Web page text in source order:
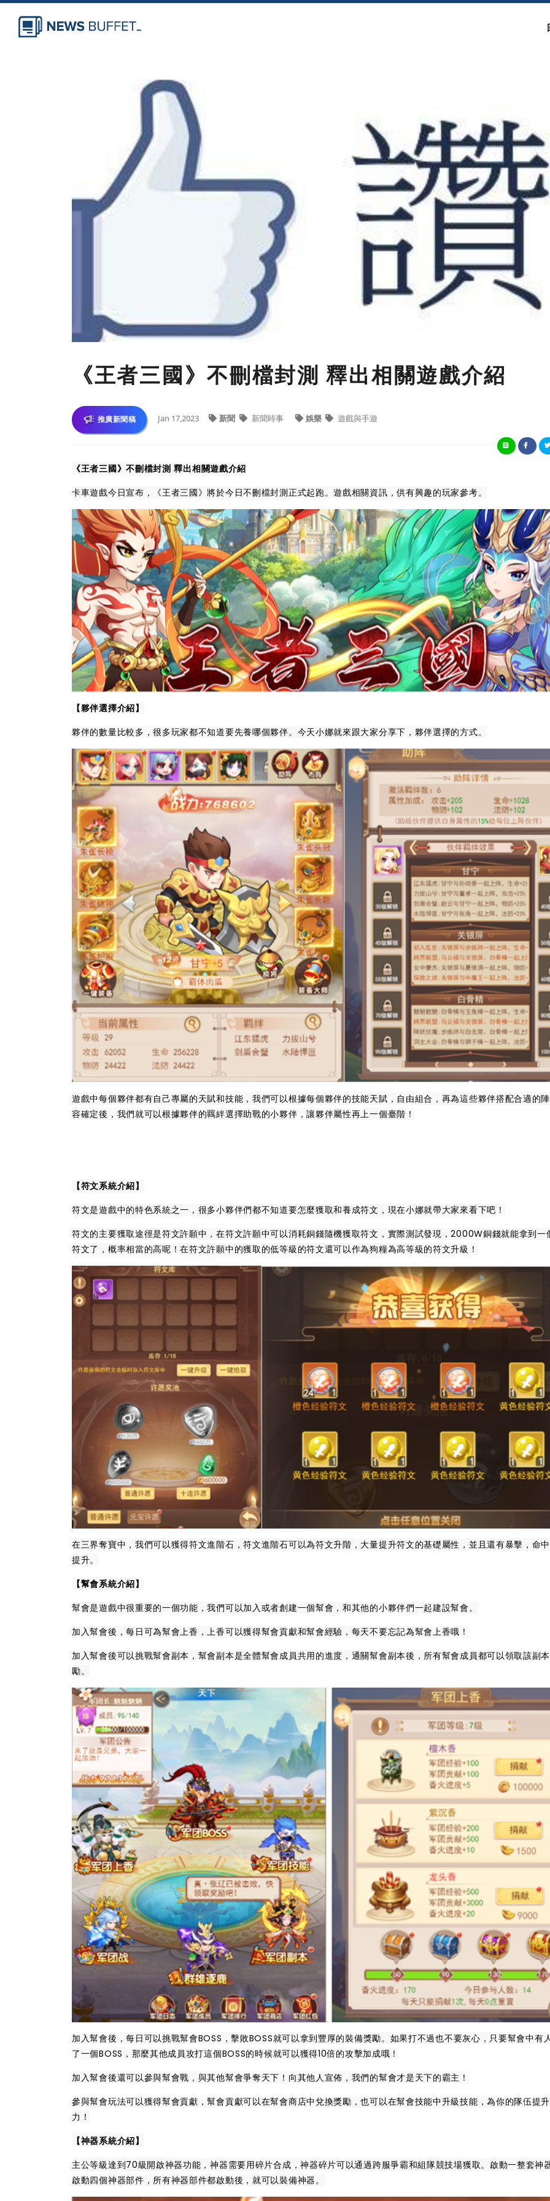
《王者三國》不刪檔封測 釋出相關遊戲介紹
推廣新聞稿 Jan 17,2023 新聞 新聞時事 娛樂 遊戲與手遊
《王者三國》不刪檔封測 釋出相關遊戲介紹
卡車遊戲今日宣布，《王者三國》將於今日不刪檔封測正式起跑。遊戲相關資訊，供有興趣的玩家參考。
【夥伴選擇介紹】
夥伴的數量比較多，很多玩家都不知道要先養哪個夥伴。今天小娜就來跟大家分享下，夥伴選擇的方式。
遊戲中每個夥伴都有自己專屬的天賦和技能，我們可以根據每個夥伴的技能天賦，自由組合，再為這些夥伴搭配合適的
容確定後，我們就可以根據夥伴的羈絆選擇助戰的小夥伴，讓夥伴屬性再上一個臺階！
【符文系統介紹】
符文是遊戲中的特色系統之一，很多小夥伴們都不知道要怎麼獲取和養成符文，現在小娜就帶大家來看下吧！
符文的主要獲取途徑是符文許願中，在符文許願中可以消耗銅錢隨機獲取符文，實際測試發現，2000W銅錢就能拿到一
符文了，概率相當的高呢！在符文許願中的獲取的低等級的符文還可以作為狗糧為高等級的符文升級！
在三界奪寶中，我們可以獲得符文進階石，符文進階石可以為符文升階，大量提升符文的基礎屬性，並且還有暴擊，命
提升。
【幫會系統介紹】
幫會是遊戲中很重要的一個功能，我們可以加入或者創建一個幫會，和其他的小夥伴們一起建設幫會。
加入幫會後，每日可為幫會上香，上香可以獲得幫會貢獻和幫會經驗，每天不要忘記為幫會上香哦！
加入幫會後可以挑戰幫會副本，幫會副本是全體幫會成員共用的進度，通關幫會副本後，所有幫會成員都可以領取該副
勵。
加入幫會後，每日可以挑戰幫會BOSS，擊敗BOSS就可以拿到豐厚的裝備獎勵。如果打不過也不要灰心，只要幫會中有
了一個BOSS，那麼其他成員攻打這個BOSS的時候就可以獲得10倍的攻擊加成哦！
加入幫會後還可以參與幫會戰，與其他幫會爭奪天下！向其他人宣佈，我們的幫會才是天下的霸主！
參與幫會玩法可以獲得幫會貢獻，幫會貢獻可以在幫會商店中兌換獎勵，也可以在幫會技能中升級技能，為你的隊伍提
力！
【神器系統介紹】
主公等級達到70級開啟神器功能，神器需要用碎片合成，神器碎片可以通過跨服爭霸和組隊競技場獲取。啟動一整套神
啟動四個神器部件，所有神器部件都啟動後，就可以裝備神器。